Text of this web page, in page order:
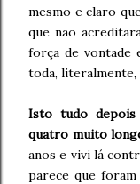
mesmo e claro
que não
força de vontade
toda, literalmente,
Isto tudo
quatro muito
anos e vivi lá
parece que